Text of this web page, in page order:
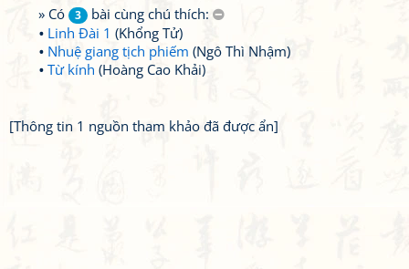
» Có
3
bài cùng chú thích:
Linh Đài 1 (Khổng Tử)
Nhuệ giang tịch phiếm (Ngô Thì Nhậm)
Từ kính (Hoàng Cao Khải)
[Thông tin 1 nguồn tham khảo đã được ẩn]